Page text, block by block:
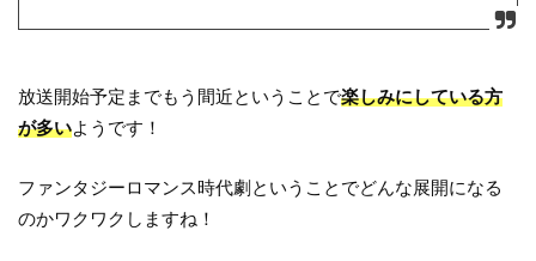
放送開始予定までもう間近ということで楽しみにしている方
が多いようです！
ファンタジーロマンス時代劇ということでどんな展開になる
のかワクワクしますね！